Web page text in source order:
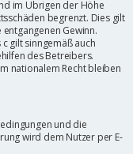
im Übrigen der Höhe
begrenzt. Dies gilt
Gewinn.
gilt sinngemäß auch
des Betreibers.
nationalem Recht bleiben
und die
wird dem Nutzer per E-